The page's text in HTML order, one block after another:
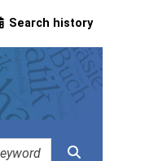
Search history